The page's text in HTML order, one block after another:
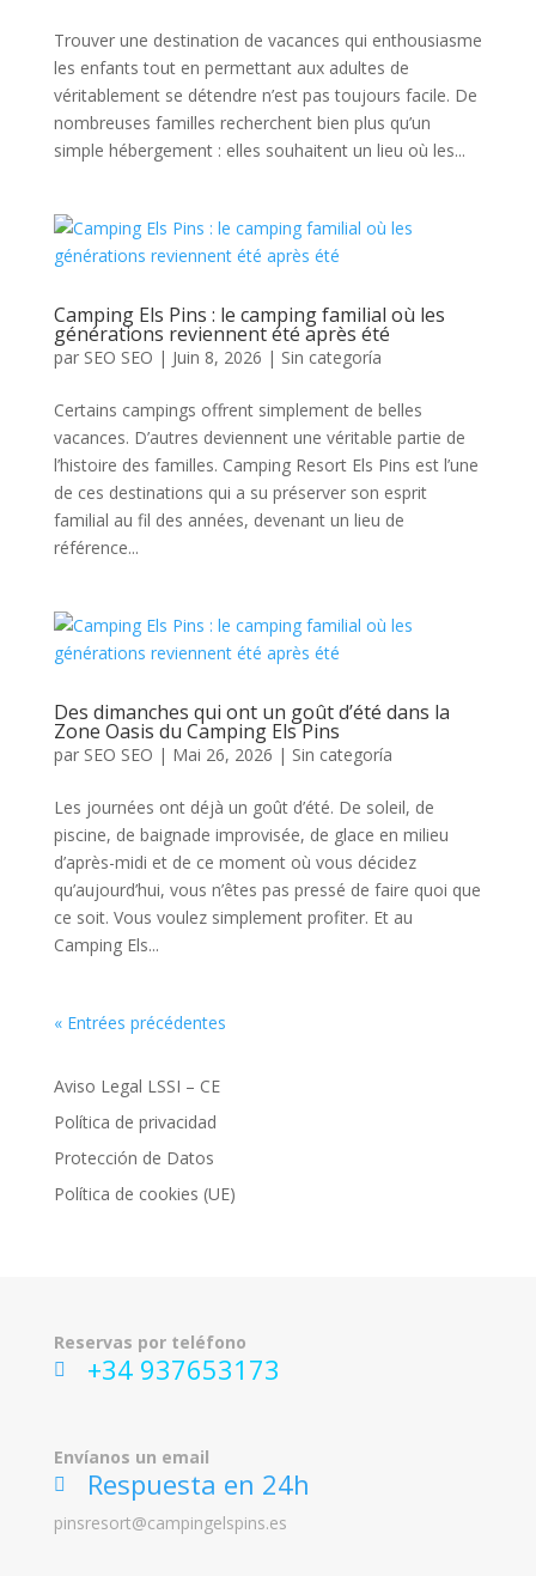
Trouver une destination de vacances qui enthousiasme
les enfants tout en permettant aux adultes de
véritablement se détendre n’est pas toujours facile. De
nombreuses familles recherchent bien plus qu’un
simple hébergement : elles souhaitent un lieu où les...
Camping Els Pins : le camping familial où les
générations reviennent été après été
par SEO SEO | Juin 8, 2026 | Sin categoría
Certains campings offrent simplement de belles
vacances. D’autres deviennent une véritable partie de
l’histoire des familles. Camping Resort Els Pins est l’une
de ces destinations qui a su préserver son esprit
familial au fil des années, devenant un lieu de
référence...
Des dimanches qui ont un goût d’été dans la
Zone Oasis du Camping Els Pins
par SEO SEO | Mai 26, 2026 | Sin categoría
Les journées ont déjà un goût d’été. De soleil, de
piscine, de baignade improvisée, de glace en milieu
d’après-midi et de ce moment où vous décidez
qu’aujourd’hui, vous n’êtes pas pressé de faire quoi que
ce soit. Vous voulez simplement profiter. Et au
Camping Els...
« Entrées précédentes
Aviso Legal LSSI – CE
Política de privacidad
Protección de Datos
Política de cookies (UE)
Reservas por teléfono
ne
ic
+34 937653173
Envíanos un email
on
Respuesta en 24h
pinsresort@campingelspins.es